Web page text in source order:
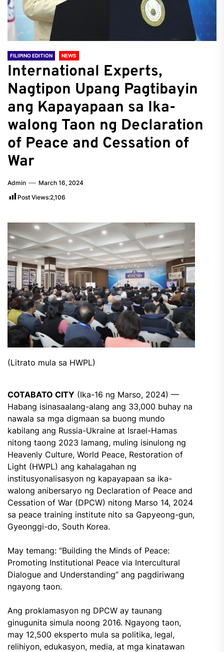
FILIPINO EDITION NEWS
International Experts,
Nagtipon Upang Pagtibayin
ang Kapayapaan sa Ika-
walong Taon ng Declaration
of Peace and Cessation of
War
Admin
March 16, 2024
Post Views:2,106
(Litrato mula sa HWPL)
COTABATO CITY (Ika-16 ng Marso, 2024) —
Habang isinasaalang-alang ang 33,000 buhay na
nawala sa mga digmaan sa buong mundo
kabilang ang Russia-Ukraine at Israel-Hamas
nitong taong 2023 lamang, muling isinulong ng
Heavenly Culture, World Peace, Restoration of
Light (HWPL) ang kahalagahan ng
institusyonalisasyon ng kapayapaan sa ika-
walong anibersaryo ng Declaration of Peace and
Cessation of War (DPCW) nitong Marso 14, 2024
sa peace training institute nito sa Gapyeong-gun,
Gyeonggi-do, South Korea.
May temang: “Building the Minds of Peace:
Promoting Institutional Peace via Intercultural
Dialogue and Understanding” ang pagdiriwang
ngayong taon.
Ang proklamasyon ng DPCW ay taunang
ginugunita simula noong 2016. Ngayong taon,
may 12,500 eksperto mula sa politika, legal,
relihiyon, edukasyon, media, at mga kinatawan